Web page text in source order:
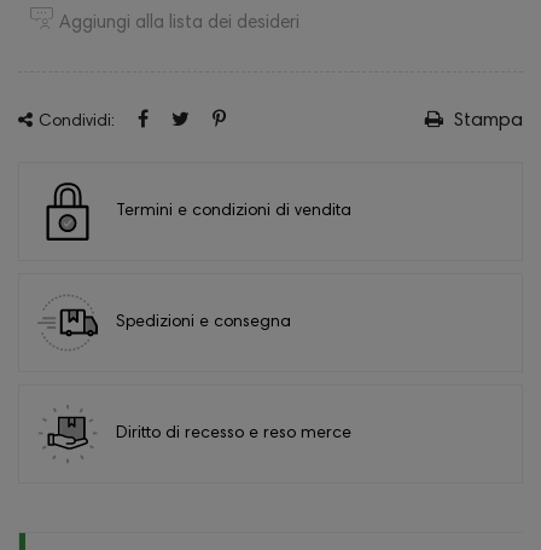
Aggiungi alla lista dei desideri
Condividi: Stampa
Termini e condizioni di vendita
Spedizioni e consegna
Diritto di recesso e reso merce